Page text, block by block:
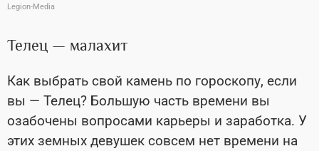
Legion-Media
Телец — малахит
Как выбрать свой камень по гороскопу, если
вы — Телец? Большую часть времени вы
озабочены вопросами карьеры и заработка. У
этих земных девушек совсем нет времени на